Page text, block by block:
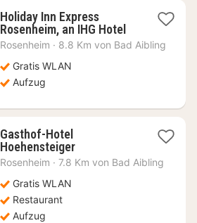
Holiday Inn Express
Rosenheim, an IHG Hotel1
Nacht
Rosenheim · 8.8 Km von Bad Aibling
Gratis WLAN
Aufzug
Gasthof-Hotel
Hoehensteiger1
Nacht
Rosenheim · 7.8 Km von Bad Aibling
Gratis WLAN
Restaurant
Aufzug